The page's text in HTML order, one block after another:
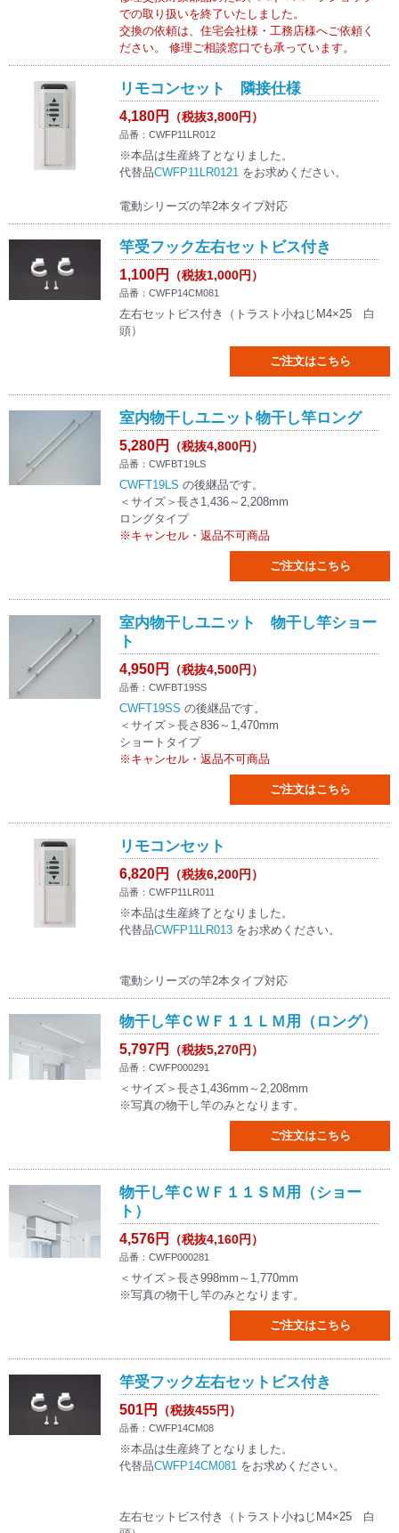
での取り扱いを終了いたしました。
交換の依頼は、住宅会社様・工務店様へご依頼く
ださい。 修理ご相談窓口でも承っています。
リモコンセット 隣接仕様
4,180円 （税抜3,800円）
品番：CWFP11LR012
※本品は生産終了となりました。
代替品CWFP11LR0121 をお求めください。
電動シリーズの竿2本タイプ対応
竿受フック左右セットビス付き
1,100円 （税抜1,000円）
品番：CWFP14CM081
左右セットビス付き（トラスト小ねじM4×25 白
頭）
ご注文はこちら
室内物干しユニット物干し竿ロング
5,280円 （税抜4,800円）
品番：CWFBT19LS
CWFT19LS の後継品です。
＜サイズ＞長さ1,436～2,208mm
ロングタイプ
※キャンセル・返品不可商品
ご注文はこちら
室内物干しユニット 物干し竿ショー
ト
4,950円 （税抜4,500円）
品番：CWFBT19SS
CWFT19SS の後継品です。
＜サイズ＞長さ836～1,470mm
ショートタイプ
※キャンセル・返品不可商品
ご注文はこちら
リモコンセット
6,820円 （税抜6,200円）
品番：CWFP11LR011
※本品は生産終了となりました。
代替品CWFP11LR013をお求めください。
電動シリーズの竿2本タイプ対応
物干し竿ＣＷＦ１１ＬＭ用（ロング）
5,797円 （税抜5,270円）
品番：CWFP000291
＜サイズ＞長さ1,436mm～2,208mm
※写真の物干し竿のみとなります。
ご注文はこちら
物干し竿ＣＷＦ１１ＳＭ用（ショー
ト）
4,576円 （税抜4,160円）
品番：CWFP000281
＜サイズ＞長さ998mm～1,770mm
※写真の物干し竿のみとなります。
ご注文はこちら
竿受フック左右セットビス付き
501円 （税抜455円）
品番：CWFP14CM08
※本品は生産終了となりました。
代替品CWFP14CM081 をお求めください。
左右セットビス付き（トラスト小ねじM4×25 白